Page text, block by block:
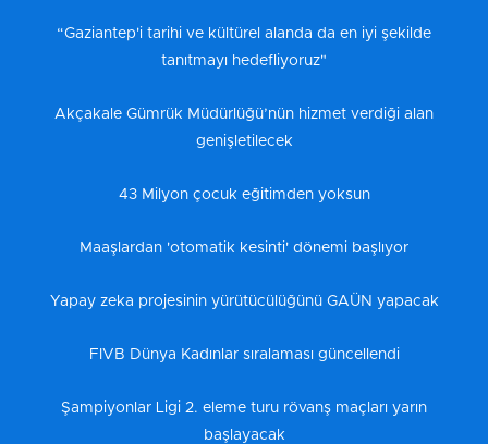
“Gaziantep'i tarihi ve kültürel alanda da en iyi şekilde
tanıtmayı hedefliyoruz"
Akçakale Gümrük Müdürlüğü’nün hizmet verdiği alan
genişletilecek
43 Milyon çocuk eğitimden yoksun
Maaşlardan 'otomatik kesinti' dönemi başlıyor
Yapay zeka projesinin yürütücülüğünü GAÜN yapacak
FIVB Dünya Kadınlar sıralaması güncellendi
Şampiyonlar Ligi 2. eleme turu rövanş maçları yarın
başlayacak